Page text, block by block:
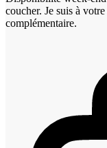
coucher. Je suis à
complémentaire.